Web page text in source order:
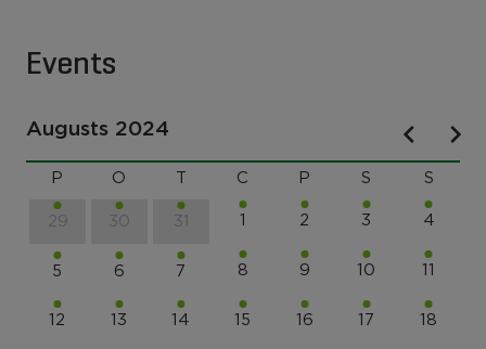
Events
Augusts 2024
P O C P S S
29 30 31 1 2 3 4
5 6 7 8 9 10 11
12 13 14 15 16 17 18